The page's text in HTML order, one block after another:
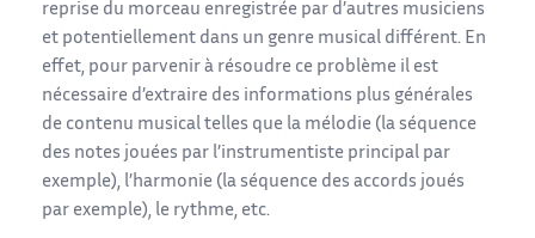
reprise du morceau enregistrée par d’autres musiciens
et potentiellement dans un genre musical différent. En
effet, pour parvenir à résoudre ce problème il est
nécessaire d’extraire des informations plus générales
de contenu musical telles que la mélodie (la séquence
des notes jouées par l’instrumentiste principal par
exemple), l’harmonie (la séquence des accords joués
par exemple), le rythme, etc.